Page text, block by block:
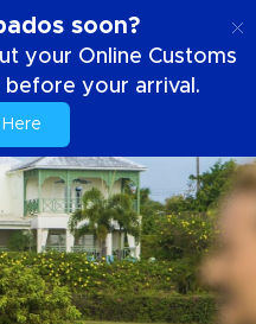
soon?
your Online Customs
your arrival.